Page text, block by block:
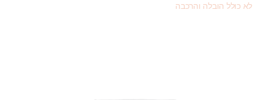
לא כולל הובלה והרכבה